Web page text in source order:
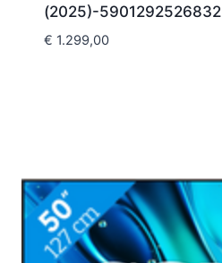
(2025)-5901292526832
€ 1.299,00